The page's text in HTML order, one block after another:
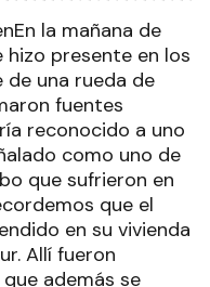
En la mañana de
hizo presente en los
una rueda de
fuentes
reconocido a uno
como uno de
que sufrieron en
que el
en su vivienda
Allí fueron
además se